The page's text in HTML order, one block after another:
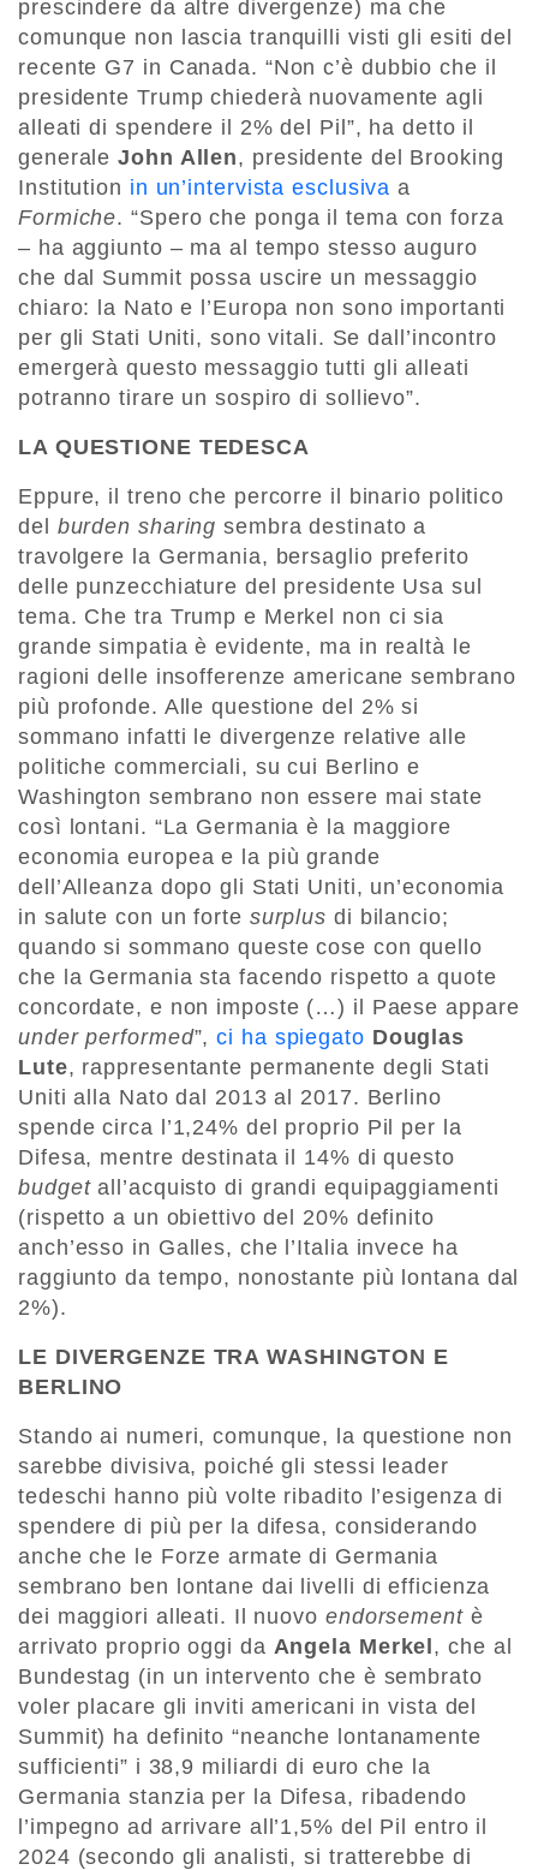
prescindere da altre divergenze) ma che
comunque non lascia tranquilli visti gli esiti del
recente G7 in Canada. “Non c’è dubbio che il
presidente Trump chiederà nuovamente agli
alleati di spendere il 2% del Pil”, ha detto il
generaleJohn Allen, presidente del Brooking
Institution in un’intervista esclusiva a
Formiche. “Spero che ponga il tema con forza
– ha aggiunto – ma al tempo stesso auguro
che dal Summit possa uscire un messaggio
chiaro: la Nato e l’Europa non sono importanti
per gli Stati Uniti, sono vitali. Se dall’incontro
emergerà questo messaggio tutti gli alleati
potranno tirare un sospiro di sollievo”.
LA QUESTIONE TEDESCA
Eppure, il treno che percorre il binario politico
del burden sharing sembra destinato a
travolgere la Germania, bersaglio preferito
delle punzecchiature del presidente Usa sul
tema. Che tra Trump e Merkel non ci sia
grande simpatia è evidente, ma in realtà le
ragioni delle insofferenze americane sembrano
più profonde. Alle questione del 2% si
sommano infatti le divergenze relative alle
politiche commerciali, su cui Berlino e
Washington sembrano non essere mai state
così lontani. “La Germania è la maggiore
economia europea e la più grande
dell’Alleanza dopo gli Stati Uniti, un’economia
in salute con un forte surplus di bilancio;
quando si sommano queste cose con quello
che la Germania sta facendo rispetto a quote
concordate, e non imposte (…) il Paese appare
under performed”,ci ha spiegato Douglas
Lute, rappresentante permanente degli Stati
Uniti alla Nato dal 2013 al 2017. Berlino
spende circa l’1,24% del proprio Pil per la
Difesa, mentre destinata il 14% di questo
budgetall’acquisto di grandi equipaggiamenti
(rispetto a un obiettivo del 20% definito
anch’esso in Galles, che l’Italia invece ha
raggiunto da tempo, nonostante più lontana dal
2%).
LE DIVERGENZE TRA WASHINGTON E
BERLINO
Stando ai numeri, comunque, la questione non
sarebbe divisiva, poiché gli stessi leader
tedeschi hanno più volte ribadito l’esigenza di
spendere di più per la difesa, considerando
anche che le Forze armate di Germania
sembrano ben lontane dai livelli di efficienza
dei maggiori alleati. Il nuovo endorsementè
arrivato proprio oggi da Angela Merkel, che al
Bundestag (in un intervento che è sembrato
voler placare gli inviti americani in vista del
Summit) ha definito “neanche lontanamente
sufficienti” i 38,9 miliardi di euro che la
Germania stanzia per la Difesa, ribadendo
l’impegno ad arrivare all’1,5% del Pil entro il
2024 (secondo gli analisti, si tratterebbe di